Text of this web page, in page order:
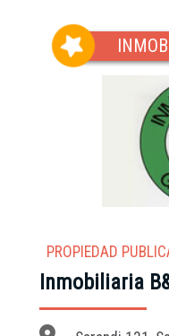
PROPIEDAD
Inmobiliaria